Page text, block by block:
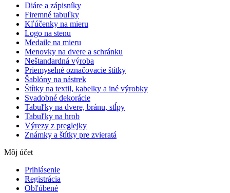
Diáre a zápisníky
Firemné tabuľky
Kľúčenky na mieru
Logo na stenu
Medaile na mieru
Menovky na dvere a schránku
Neštandardná výroba
Priemyselné označovacie štítky
Šablóny na nástrek
Štítky na textil, kabelky a iné výrobky
Svadobné dekorácie
Tabuľky na dvere, bránu, stĺpy
Tabuľky na hrob
Výrezy z preglejky
Známky a štítky pre zvieratá
Môj účet
Prihlásenie
Registrácia
Obľúbené